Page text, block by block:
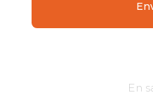
En